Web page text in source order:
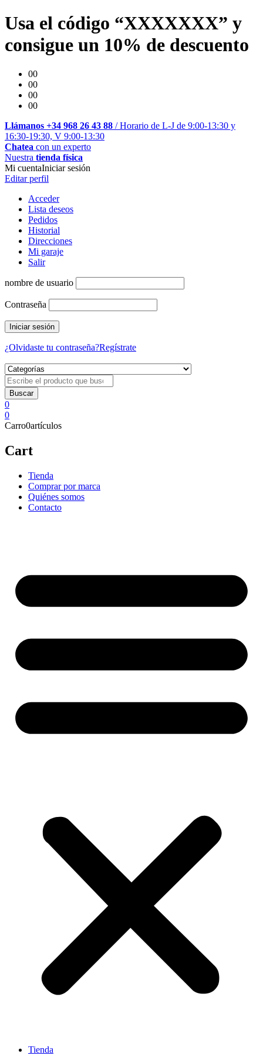
Usa el código “XXXXXXX” y
consigue un 10% de descuento
00
00
00
00
Llámanos +34 968 26 43 88 / Horario de L-J de 9:00-13:30 y
16:30-19:30, V 9:00-13:30
Chatea con un experto
Nuestra tienda física
Mi cuentaIniciar sesión
Editar perfil
Acceder
Lista deseos
Pedidos
Historial
Direcciones
Mi garaje
Salir
nombre de usuario
Contraseña
¿Olvidaste tu contraseña?Regístrate
0
0
Carro0artículos
Cart
Tienda
Comprar por marca
Quiénes somos
Contacto
Tienda